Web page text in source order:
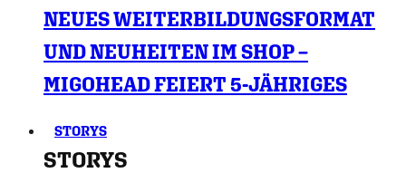
NEUES WEITERBILDUNGSFORMAT
UND NEUHEITEN IM SHOP –
MIGOHEAD FEIERT 5-JÄHRIGES
STORYS
STORYS